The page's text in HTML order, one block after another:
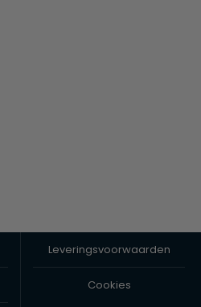
Leveringsvoorwaarden
Cookies